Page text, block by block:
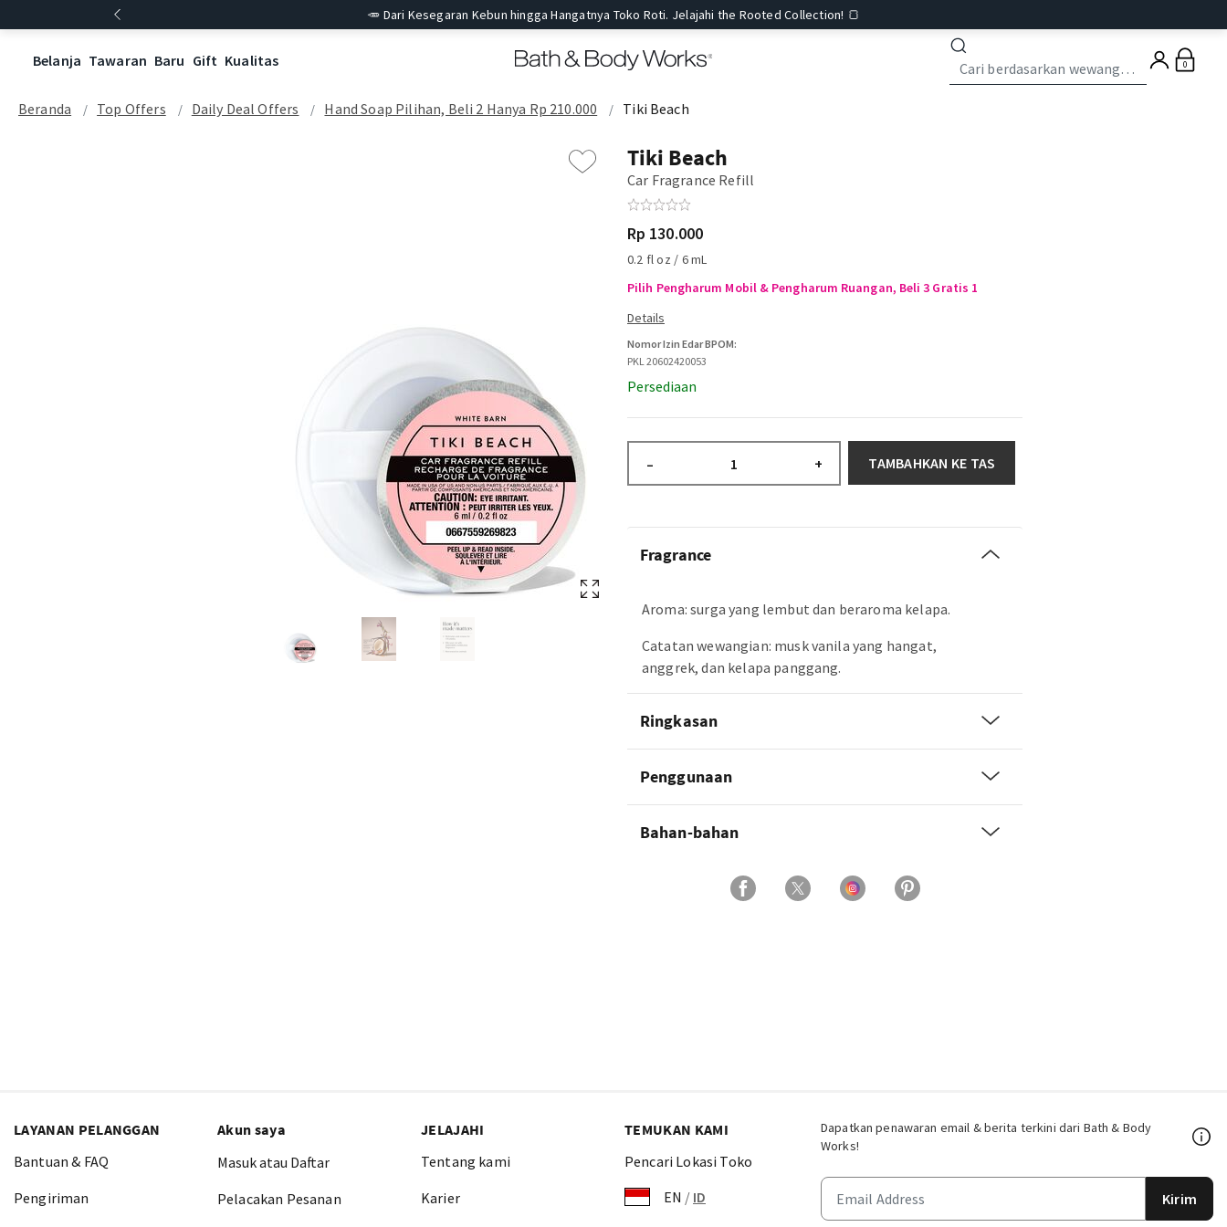
🥕 Dari Kesegaran Kebun hingga Hangatnya Toko Roti. Jelajahi the Rooted Collection! 🍞
Belanja Tawaran Baru Gift Kualitas 0
Beranda Top Offers Daily Deal Offers Hand Soap Pilihan, Beli 2 Hanya Rp 210.000 Tiki Beach
Tiki Beach
Car Fragrance Refill
Rp 130.000
0.2 fl oz / 6 mL
Pilih Pengharum Mobil & Pengharum Ruangan, Beli 3 Gratis 1
Nomor Izin Edar BPOM:
PKL 20602420053
Persediaan
– + TAMBAHKAN KE TAS
Fragrance
Aroma: surga yang lembut dan beraroma kelapa.
Catatan wewangian: musk vanila yang hangat,
anggrek, dan kelapa panggang.
Ringkasan
Penggunaan
Bahan-bahan
Dapatkan penawaran email & berita terkini dari Bath & Body
Works!
Kirim
LAYANAN PELANGGAN
Bantuan & FAQ
Pengiriman
Akun saya
Masuk atau Daftar
Pelacakan Pesanan
JELAJAHI
Tentang kami
Karier
TEMUKAN KAMI
Pencari Lokasi Toko
EN / ID